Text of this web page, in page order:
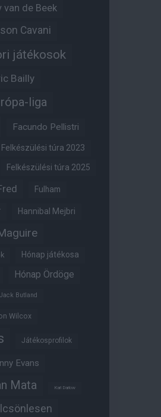
van de Beek
Cavani
játékosok
Bailly
liga
Facundo Pellistri
Felkészülési túra 2023
Felkészülési túra 2025
Fulham
Hannibal Mejbri
Hónap játékosa
Hónap Ördöge
Jack Butland
Wilcox
Játékosprofilok
Evans
Mata Karl Darlow